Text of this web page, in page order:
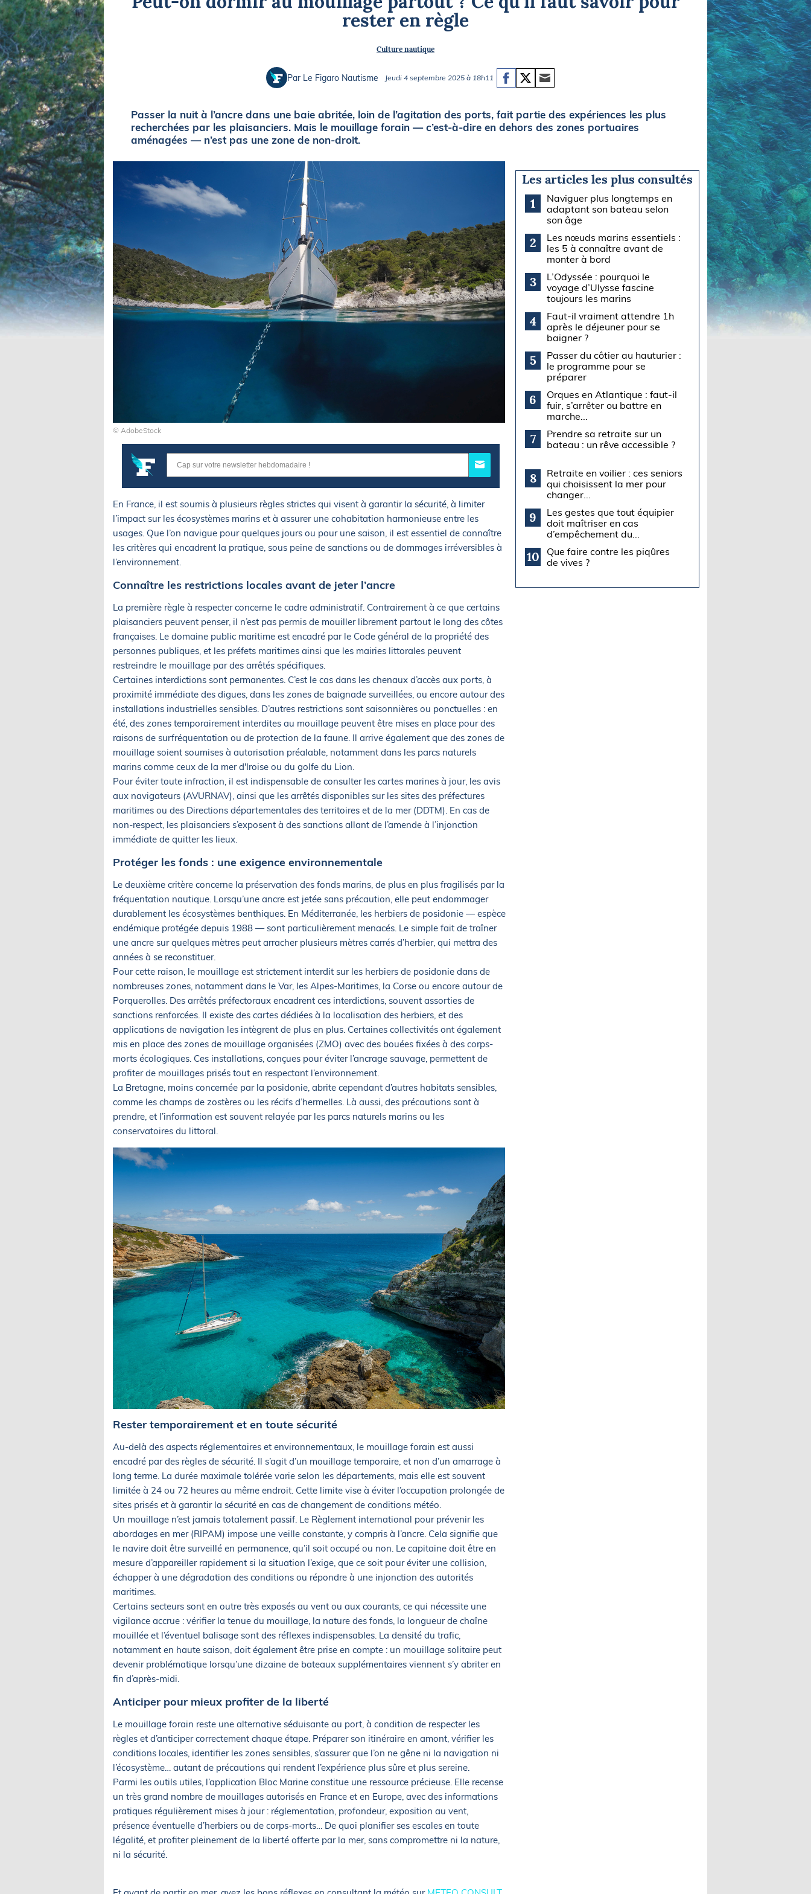
Equipements
Glisse
Briefings
rester en règle
Culture nautique
Par Le Figaro Nautisme Jeudi 4 septembre 2025 à 18h11
Passer la nuit à l’ancre dans une baie abritée, loin de l’agitation des ports, fait partie des expériences les plus
recherchées par les plaisanciers. Mais le mouillage forain — c’est-à-dire en dehors des zones portuaires
aménagées — n’est pas une zone de non-droit.
© AdobeStock
En France, il est soumis à plusieurs règles strictes qui visent à garantir la sécurité, à limiter
l’impact sur les écosystèmes marins et à assurer une cohabitation harmonieuse entre les
usages. Que l’on navigue pour quelques jours ou pour une saison, il est essentiel de connaître
les critères qui encadrent la pratique, sous peine de sanctions ou de dommages irréversibles à
l’environnement.
Connaître les restrictions locales avant de jeter l’ancre
La première règle à respecter concerne le cadre administratif. Contrairement à ce que certains
plaisanciers peuvent penser, il n’est pas permis de mouiller librement partout le long des côtes
françaises. Le domaine public maritime est encadré par le Code général de la propriété des
personnes publiques, et les préfets maritimes ainsi que les mairies littorales peuvent
restreindre le mouillage par des arrêtés spécifiques.
Certaines interdictions sont permanentes. C’est le cas dans les chenaux d’accès aux ports, à
proximité immédiate des digues, dans les zones de baignade surveillées, ou encore autour des
installations industrielles sensibles. D’autres restrictions sont saisonnières ou ponctuelles : en
été, des zones temporairement interdites au mouillage peuvent être mises en place pour des
raisons de surfréquentation ou de protection de la faune. Il arrive également que des zones de
mouillage soient soumises à autorisation préalable, notamment dans les parcs naturels
marins comme ceux de la mer d'Iroise ou du golfe du Lion.
Pour éviter toute infraction, il est indispensable de consulter les cartes marines à jour, les avis
aux navigateurs (AVURNAV), ainsi que les arrêtés disponibles sur les sites des préfectures
maritimes ou des Directions départementales des territoires et de la mer (DDTM). En cas de
non-respect, les plaisanciers s’exposent à des sanctions allant de l’amende à l’injonction
immédiate de quitter les lieux.
Protéger les fonds : une exigence environnementale
Le deuxième critère concerne la préservation des fonds marins, de plus en plus fragilisés par la
fréquentation nautique. Lorsqu’une ancre est jetée sans précaution, elle peut endommager
durablement les écosystèmes benthiques. En Méditerranée, les herbiers de posidonie — espèce
endémique protégée depuis 1988 — sont particulièrement menacés. Le simple fait de traîner
une ancre sur quelques mètres peut arracher plusieurs mètres carrés d’herbier, qui mettra des
années à se reconstituer.
Pour cette raison, le mouillage est strictement interdit sur les herbiers de posidonie dans de
nombreuses zones, notamment dans le Var, les Alpes-Maritimes, la Corse ou encore autour de
Porquerolles. Des arrêtés préfectoraux encadrent ces interdictions, souvent assorties de
sanctions renforcées. Il existe des cartes dédiées à la localisation des herbiers, et des
applications de navigation les intègrent de plus en plus. Certaines collectivités ont également
mis en place des zones de mouillage organisées (ZMO) avec des bouées fixées à des corps-
morts écologiques. Ces installations, conçues pour éviter l’ancrage sauvage, permettent de
profiter de mouillages prisés tout en respectant l’environnement.
La Bretagne, moins concernée par la posidonie, abrite cependant d’autres habitats sensibles,
comme les champs de zostères ou les récifs d’hermelles. Là aussi, des précautions sont à
prendre, et l’information est souvent relayée par les parcs naturels marins ou les
conservatoires du littoral.
Rester temporairement et en toute sécurité
Au-delà des aspects réglementaires et environnementaux, le mouillage forain est aussi
encadré par des règles de sécurité. Il s’agit d’un mouillage temporaire, et non d’un amarrage à
long terme. La durée maximale tolérée varie selon les départements, mais elle est souvent
limitée à 24 ou 72 heures au même endroit. Cette limite vise à éviter l’occupation prolongée de
sites prisés et à garantir la sécurité en cas de changement de conditions météo.
Un mouillage n’est jamais totalement passif. Le Règlement international pour prévenir les
abordages en mer (RIPAM) impose une veille constante, y compris à l’ancre. Cela signifie que
le navire doit être surveillé en permanence, qu’il soit occupé ou non. Le capitaine doit être en
mesure d’appareiller rapidement si la situation l’exige, que ce soit pour éviter une collision,
échapper à une dégradation des conditions ou répondre à une injonction des autorités
maritimes.
Certains secteurs sont en outre très exposés au vent ou aux courants, ce qui nécessite une
vigilance accrue : vérifier la tenue du mouillage, la nature des fonds, la longueur de chaîne
mouillée et l’éventuel balisage sont des réflexes indispensables. La densité du trafic,
notamment en haute saison, doit également être prise en compte : un mouillage solitaire peut
devenir problématique lorsqu’une dizaine de bateaux supplémentaires viennent s’y abriter en
fin d’après-midi.
Anticiper pour mieux profiter de la liberté
Le mouillage forain reste une alternative séduisante au port, à condition de respecter les
règles et d’anticiper correctement chaque étape. Préparer son itinéraire en amont, vérifier les
conditions locales, identifier les zones sensibles, s’assurer que l’on ne gêne ni la navigation ni
l’écosystème… autant de précautions qui rendent l’expérience plus sûre et plus sereine.
Parmi les outils utiles, l’application Bloc Marine constitue une ressource précieuse. Elle recense
un très grand nombre de mouillages autorisés en France et en Europe, avec des informations
pratiques régulièrement mises à jour : réglementation, profondeur, exposition au vent,
présence éventuelle d’herbiers ou de corps-morts… De quoi planifier ses escales en toute
légalité, et profiter pleinement de la liberté offerte par la mer, sans compromettre ni la nature,
ni la sécurité.
Les articles les plus consultés
1
Naviguer plus longtemps en
adaptant son bateau selon
son âge
2
Les nœuds marins essentiels :
les 5 à connaître avant de
monter à bord
3
L’Odyssée : pourquoi le
voyage d’Ulysse fascine
toujours les marins
4
Faut-il vraiment attendre 1h
après le déjeuner pour se
baigner ?
5
Passer du côtier au hauturier :
le programme pour se
préparer
6
Orques en Atlantique : faut-il
fuir, s’arrêter ou battre en
marche...
7
Prendre sa retraite sur un
bateau : un rêve accessible ?
8
Retraite en voilier : ces seniors
qui choisissent la mer pour
changer...
9
Les gestes que tout équipier
doit maîtriser en cas
d’empêchement du...
10
Que faire contre les piqûres
de vives ?